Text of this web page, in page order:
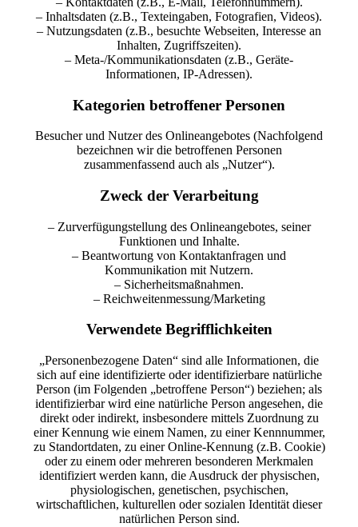
– Inhaltsdaten (z.B., Texteingaben, Fotografien, Videos).
– Nutzungsdaten (z.B., besuchte Webseiten, Interesse an
Inhalten, Zugriffszeiten).
– Meta-/Kommunikationsdaten (z.B., Geräte-
Informationen, IP-Adressen).
Kategorien betroffener Personen
Besucher und Nutzer des Onlineangebotes (Nachfolgend
bezeichnen wir die betroffenen Personen
zusammenfassend auch als „Nutzer“).
Zweck der Verarbeitung
– Zurverfügungstellung des Onlineangebotes, seiner
Funktionen und Inhalte.
– Beantwortung von Kontaktanfragen und
Kommunikation mit Nutzern.
– Sicherheitsmaßnahmen.
– Reichweitenmessung/Marketing
Verwendete Begrifflichkeiten
„Personenbezogene Daten“ sind alle Informationen, die
sich auf eine identifizierte oder identifizierbare natürliche
Person (im Folgenden „betroffene Person“) beziehen; als
identifizierbar wird eine natürliche Person angesehen, die
direkt oder indirekt, insbesondere mittels Zuordnung zu
einer Kennung wie einem Namen, zu einer Kennnummer,
zu Standortdaten, zu einer Online-Kennung (z.B. Cookie)
oder zu einem oder mehreren besonderen Merkmalen
identifiziert werden kann, die Ausdruck der physischen,
physiologischen, genetischen, psychischen,
wirtschaftlichen, kulturellen oder sozialen Identität dieser
natürlichen Person sind.